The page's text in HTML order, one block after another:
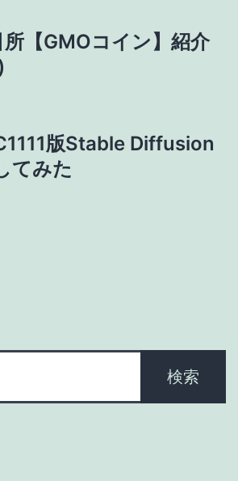
【GMOコイン】紹介
版Stable Diffusion
てみた